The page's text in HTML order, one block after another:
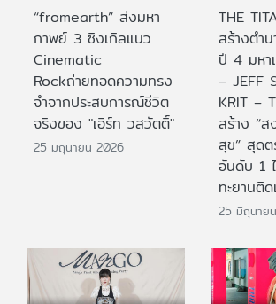
“fromearth” ส่งมหา
กาพย์ 3 ซิงเกิลแนว
Cinematic
Rockถ่ายทอดความทรง
จำจากประสบการณ์ชีวิต
จริงของ "เอิร์ท วสวัตติ์"
25 มิถุนายน 2026
THE
สร้างตำ
ปี 4 มหา
– JEFF
KRIT –
สร้าง “ส
สุข” สุด
อันดับ 1
ทะยานติ
25 มิถุนาย